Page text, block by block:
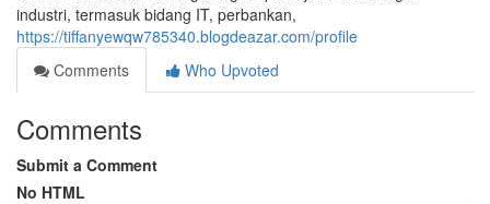
industri, termasuk bidang IT, perbankan,
https://tiffanyewqw785340.blogdeazar.com/profile
Comments
Who Upvoted
Comments
Submit a Comment
No HTML